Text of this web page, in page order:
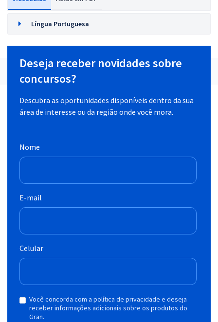
Língua Portuguesa
Deseja receber novidades sobre
concursos?
Descubra as oportunidades disponíveis dentro da sua
área de interesse ou da região onde você mora.
Nome
E-mail
Celular
Você concorda com a política de privacidade e deseja
receber informações adicionais sobre os produtos do
Gran.